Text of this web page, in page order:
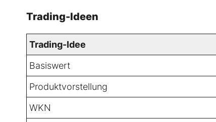
Trading-Ideen
Trading-Idee
Basiswert
Produktvorstellung
WKN